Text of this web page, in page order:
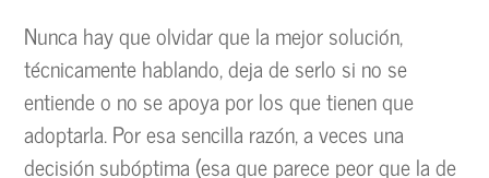
Nunca hay que olvidar que la mejor solución,
técnicamente hablando, deja de serlo si no se
entiende o no se apoya por los que tienen que
adoptarla. Por esa sencilla razón, a veces una
decisión subóptima (esa que parece peor que la de